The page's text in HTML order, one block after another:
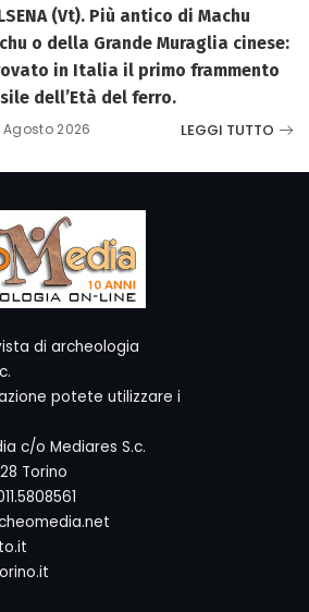
(Vt). Più antico di Machu
o della Grande Muraglia cinese:
in Italia il primo frammento
dell’Età del ferro.
Agosto 2026 LEGGI TUTTO
di archeologia
potete utilizzare i
c/o Mediares S.c.
Torino